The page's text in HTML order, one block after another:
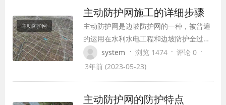
统能担负很大的荷载并降低单条锚索的钢
筋锚固力规定。 主动型边坡防护网在边坡
治理办公中应…
主动防护网
主动防护网施工的详细步骤
主动防护网是边坡防护网的一种，被普遍
的运用在水利水电工程和边坡防护全过程
中，文中就详解有关主动防护网是如何施
工的，其实际的步骤为：坡面清除→准确
装。 1、坡面清理 在正常情况下，应清理
system · 浏览 1474 · 评论 0 ·
3年前 (2023-05-23)
主动防护网的防护特点